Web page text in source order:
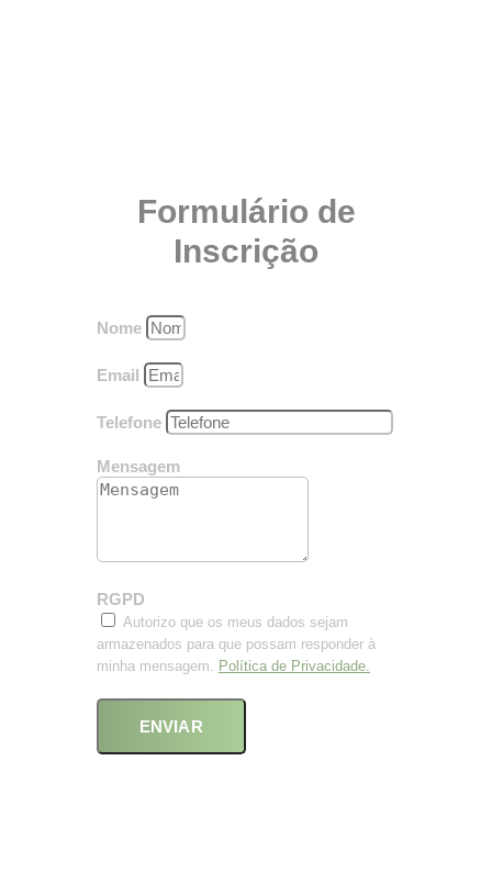
Formulário de
Inscrição
Nome
Email
Telefone
Mensagem
RGPD
Autorizo que os meus dados sejam
armazenados para que possam responder à
minha mensagem. Política de Privacidade.
ENVIAR